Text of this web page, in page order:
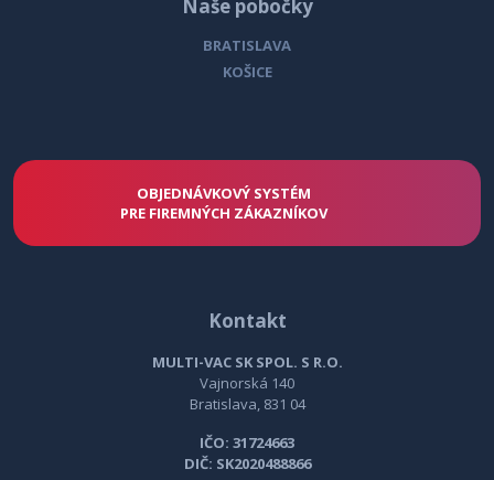
Naše pobočky
BRATISLAVA
KOŠICE
OBJEDNÁVKOVÝ SYSTÉM
PRE FIREMNÝCH ZÁKAZNÍKOV
Kontakt
MULTI-VAC SK SPOL. S R.O.
Vajnorská 140
Bratislava, 831 04
IČO: 31724663
DIČ: SK2020488866